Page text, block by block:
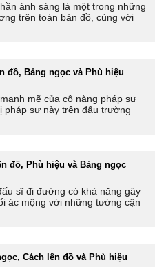
ánh sáng là một trong những
trên toàn bản đồ, cùng với
đồ, Bảng ngọc và Phù hiệu
mẽ của cô nàng pháp sư
pháp sư này trên đấu trường
đồ, Phù hiệu và Bảng ngọc
sĩ đi đường có khả năng gây
ác mộng với những tướng cận
Cách lên đồ và Phù hiệu